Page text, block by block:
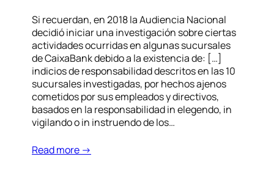
Si recuerdan, en 2018 la Audiencia Nacional
decidió iniciar una investigación sobre ciertas
actividades ocurridas en algunas sucursales
de CaixaBank debido a la existencia de: […]
indicios de responsabilidad descritos en las 10
sucursales investigadas, por hechos ajenos
cometidos por sus empleados y directivos,
basados en la responsabilidad in elegendo, in
vigilando o in instruendo de los…
Read more →